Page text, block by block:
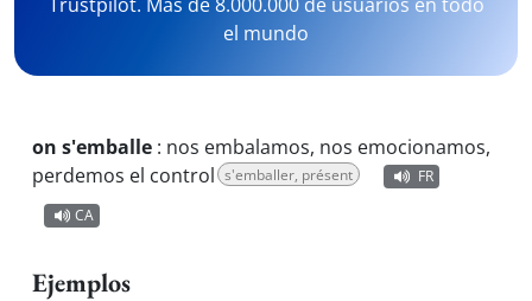
el mundo
on s'emballe : nos embalamos, nos emocionamos,
perdemos el control s'emballer, présent
FR
CA
Ejemplos